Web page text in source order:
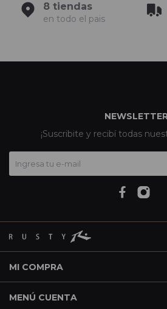
8 tiendas
en todo el pais
MI COMPRA
MENÚ CUENTA
¡Suscribite y recibí todas